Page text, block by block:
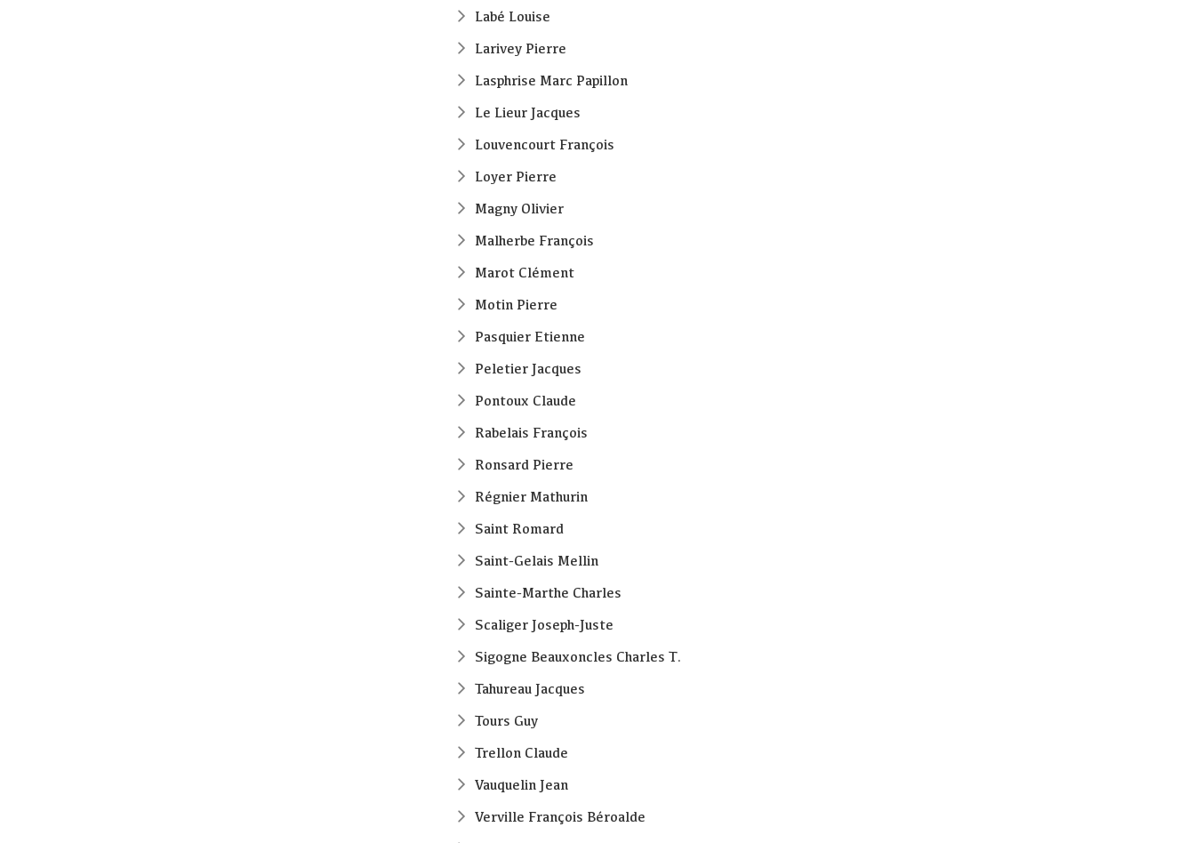
Labé Louise
Larivey Pierre
Lasphrise Marc Papillon
Le Lieur Jacques
Louvencourt François
Loyer Pierre
Magny Olivier
Malherbe François
Marot Clément
Motin Pierre
Pasquier Etienne
Peletier Jacques
Pontoux Claude
Rabelais François
Ronsard Pierre
Régnier Mathurin
Saint Romard
Saint-Gelais Mellin
Sainte-Marthe Charles
Scaliger Joseph-Juste
Sigogne Beauxoncles Charles T.
Tahureau Jacques
Tours Guy
Trellon Claude
Vauquelin Jean
Verville François Béroalde